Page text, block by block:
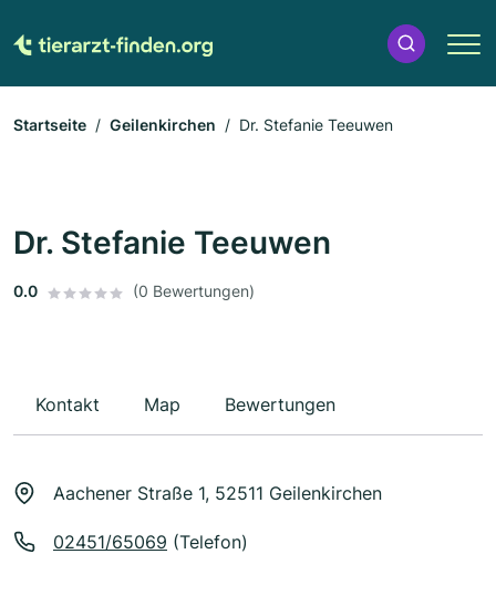
Startseite Geilenkirchen Dr. Stefanie Teeuwen
Dr. Stefanie Teeuwen
0.0 (0 Bewertungen)
Kontakt Map Bewertungen
Aachener Straße 1, 52511 Geilenkirchen
02451/65069 (Telefon)